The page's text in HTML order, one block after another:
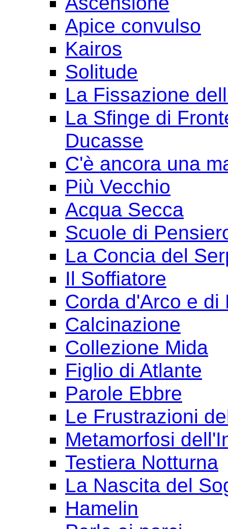
Apice convulso
Kairos
Solitude
La Fissazione
La Sfinge di
Ducasse
C'è ancora una
Più Vecchio
Acqua Secca
Scuole di
La Concia del
Il Soffiatore
Corda d'Arco e di
Calcinazione
Collezione Mida
Figlio di Atlante
Parole Ebbre
Le Frustrazioni
Metamorfosi
Testiera Notturna
La Nascita del
Hamelin